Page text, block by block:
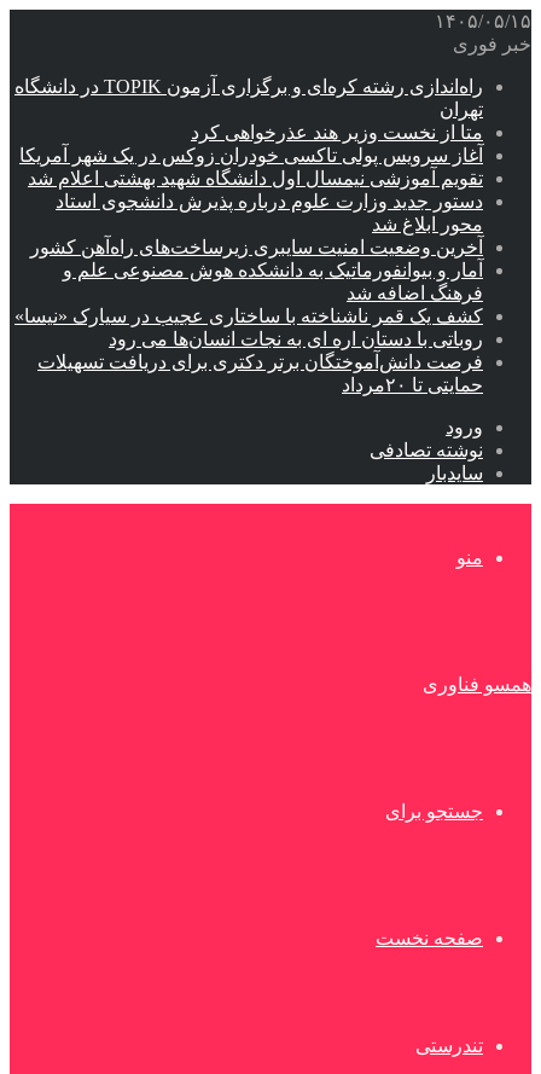
۱۴۰۵/۰۵/۱۵
خبر فوری
راه‌اندازی رشته کره‌ای و برگزاری آزمون TOPIK در دانشگاه
تهران
متا از نخست وزیر هند عذرخواهی کرد
آغاز سرویس پولی تاکسی خودران زوکس در یک شهر آمریکا
تقویم آموزشی نیمسال اول دانشگاه شهید بهشتی اعلام شد
دستور جدید وزارت علوم درباره پذیرش دانشجوی استاد
محور ابلاغ شد
آخرین وضعیت امنیت سایبری زیرساخت‌های راه‌آهن کشور
آمار و بیوانفورماتیک به دانشکده هوش مصنوعی علم و
فرهنگ اضافه شد
کشف یک قمر ناشناخته با ساختاری عجیب در سیارک «نیسا»
روباتی با دستان اره ای به نجات انسان‌ها می رود
فرصت دانش‌آموختگان برتر دکتری‌ برای دریافت تسهیلات
حمایتی تا ۲۰مرداد
ورود
نوشته تصادفی
سایدبار
منو
همسو فناوری
جستجو برای
صفحه نخست
تندرستی